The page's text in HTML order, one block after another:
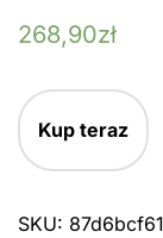
268,90zł
Kup teraz
SKU: